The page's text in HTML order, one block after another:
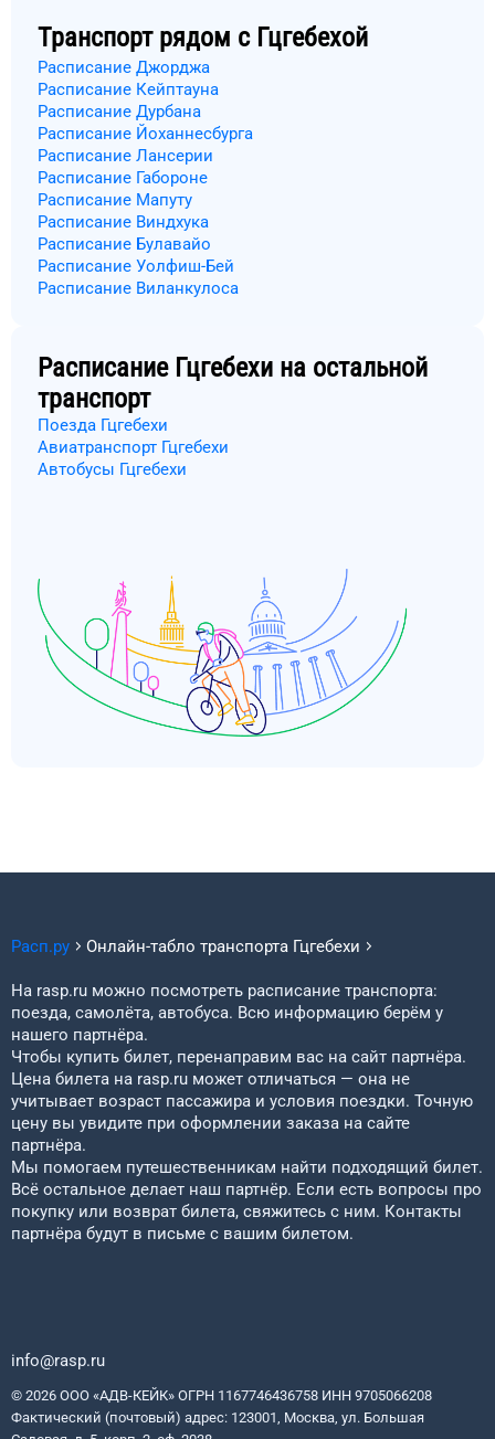
Транспорт рядом с Гцгебехой
Расписание Джорджа
Расписание Кейптауна
Расписание Дурбана
Расписание Йоханнесбурга
Расписание Лансерии
Расписание Габороне
Расписание Мапуту
Расписание Виндхука
Расписание Булавайо
Расписание Уолфиш-Бей
Расписание Виланкулоса
Расписание Гцгебехи на остальной
транспорт
Поезда Гцгебехи
Авиатранспорт Гцгебехи
Автобусы Гцгебехи
Расп.ру Онлайн-табло транспорта Гцгебехи
На rasp.ru можно посмотреть расписание транспорта:
поезда, самолёта, автобуса. Всю информацию берём у
нашего партнёра.
Чтобы купить билет, перенаправим вас на сайт партнёра.
Цена билета на rasp.ru может отличаться — она не
учитывает возраст пассажира и условия поездки. Точную
цену вы увидите при оформлении заказа на сайте
партнёра.
Мы помогаем путешественникам найти подходящий билет.
Всё остальное делает наш партнёр. Если есть вопросы про
покупку или возврат билета, свяжитесь с ним. Контакты
партнёра будут в письме с вашим билетом.
info@rasp.ru
© 2026 ООО «АДВ-КЕЙК» ОГРН 1167746436758 ИНН 9705066208
Фактический (почтовый) адрес: 123001, Москва, ул. Большая